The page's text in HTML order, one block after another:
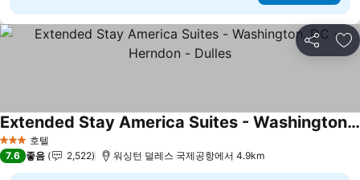
공유 즐
3 성급 호텔
Extended Stay America Suites - Washington, DC - Herndon - Dulles
7.6 좋음 2,522 워싱턴 덜레스 국제공항에서 4.9km